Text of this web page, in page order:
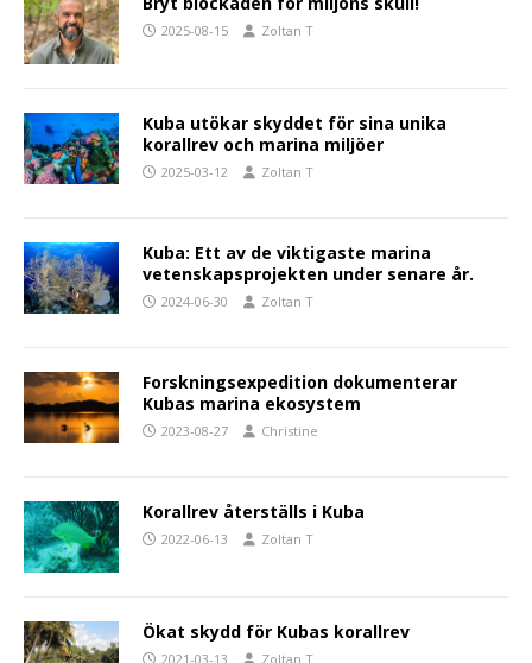
2025-08-15 Zoltan T
Kuba utökar skyddet för sina unika
korallrev och marina miljöer
2025-03-12 Zoltan T
Kuba: Ett av de viktigaste marina
vetenskapsprojekten under senare år.
2024-06-30 Zoltan T
Forskningsexpedition dokumenterar
Kubas marina ekosystem
2023-08-27 Christine
Korallrev återställs i Kuba
2022-06-13 Zoltan T
Ökat skydd för Kubas korallrev
2021-03-13 Zoltan T